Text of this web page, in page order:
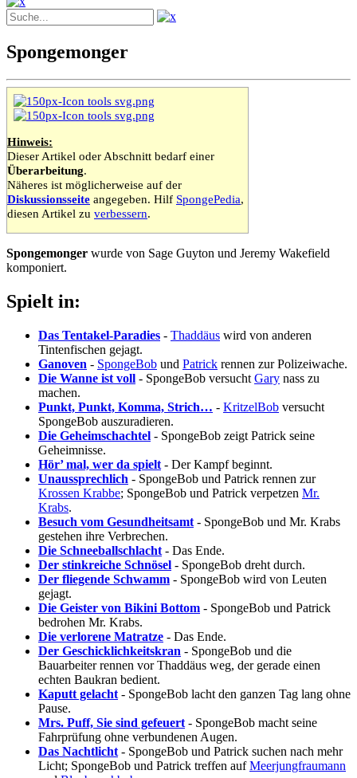
Spongemonger
Hinweis:
Dieser Artikel oder Abschnitt bedarf einer
Überarbeitung.
Näheres ist möglicherweise auf der
Diskussionsseite angegeben. Hilf SpongePedia,
diesen Artikel zu verbessern.
Spongemonger wurde von Sage Guyton und Jeremy Wakefield
komponiert.
Spielt in:
Das Tentakel-Paradies - Thaddäus wird von anderen
Tintenfischen gejagt.
Ganoven - SpongeBob und Patrick rennen zur Polizeiwache.
Die Wanne ist voll - SpongeBob versucht Gary nass zu
machen.
Punkt, Punkt, Komma, Strich… - KritzelBob versucht
SpongeBob auszuradieren.
Die Geheimschachtel - SpongeBob zeigt Patrick seine
Geheimnisse.
Hör’ mal, wer da spielt - Der Kampf beginnt.
Unaussprechlich - SpongeBob und Patrick rennen zur
Krossen Krabbe; SpongeBob und Patrick verpetzen Mr.
Krabs.
Besuch vom Gesundheitsamt - SpongeBob und Mr. Krabs
gestehen ihre Verbrechen.
Die Schneeballschlacht - Das Ende.
Der stinkreiche Schnösel - SpongeBob dreht durch.
Der fliegende Schwamm - SpongeBob wird von Leuten
gejagt.
Die Geister von Bikini Bottom - SpongeBob und Patrick
bedrohen Mr. Krabs.
Die verlorene Matratze - Das Ende.
Der Geschicklichkeitskran - SpongeBob und die
Bauarbeiter rennen vor Thaddäus weg, der gerade einen
echten Baukran bedient.
Kaputt gelacht - SpongeBob lacht den ganzen Tag lang ohne
Pause.
Mrs. Puff, Sie sind gefeuert - SpongeBob macht seine
Fahrprüfung ohne verbundenen Augen.
Das Nachtlicht - SpongeBob und Patrick suchen nach mehr
Licht; SpongeBob und Patrick treffen aufMeerjungfraumann